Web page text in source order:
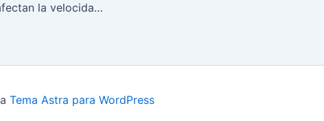
Factores que afectan la velocidad de reacción
Tema Astra para WordPress